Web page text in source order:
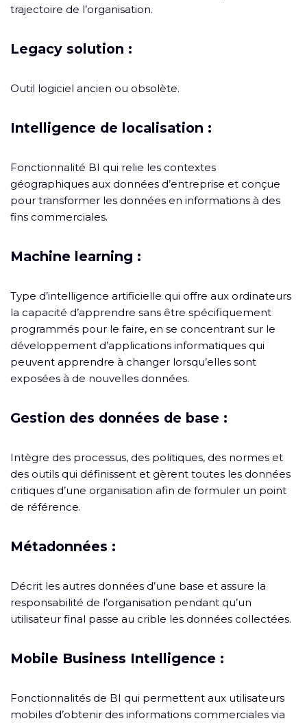
trajectoire de l’organisation.
Legacy solution :
Outil logiciel ancien ou obsolète.
Intelligence de localisation :
Fonctionnalité BI qui relie les contextes
géographiques aux données d’entreprise et conçue
pour transformer les données en informations à des
fins commerciales.
Machine learning :
Type d’intelligence artificielle qui offre aux ordinateurs
la capacité d’apprendre sans être spécifiquement
programmés pour le faire, en se concentrant sur le
développement d’applications informatiques qui
peuvent apprendre à changer lorsqu’elles sont
exposées à de nouvelles données.
Gestion des données de base :
Intègre des processus, des politiques, des normes et
des outils qui définissent et gèrent toutes les données
critiques d’une organisation afin de formuler un point
de référence.
Métadonnées :
Décrit les autres données d’une base et assure la
responsabilité de l’organisation pendant qu’un
utilisateur final passe au crible les données collectées.
Mobile Business Intelligence :
Fonctionnalités de BI qui permettent aux utilisateurs
mobiles d’obtenir des informations commerciales via